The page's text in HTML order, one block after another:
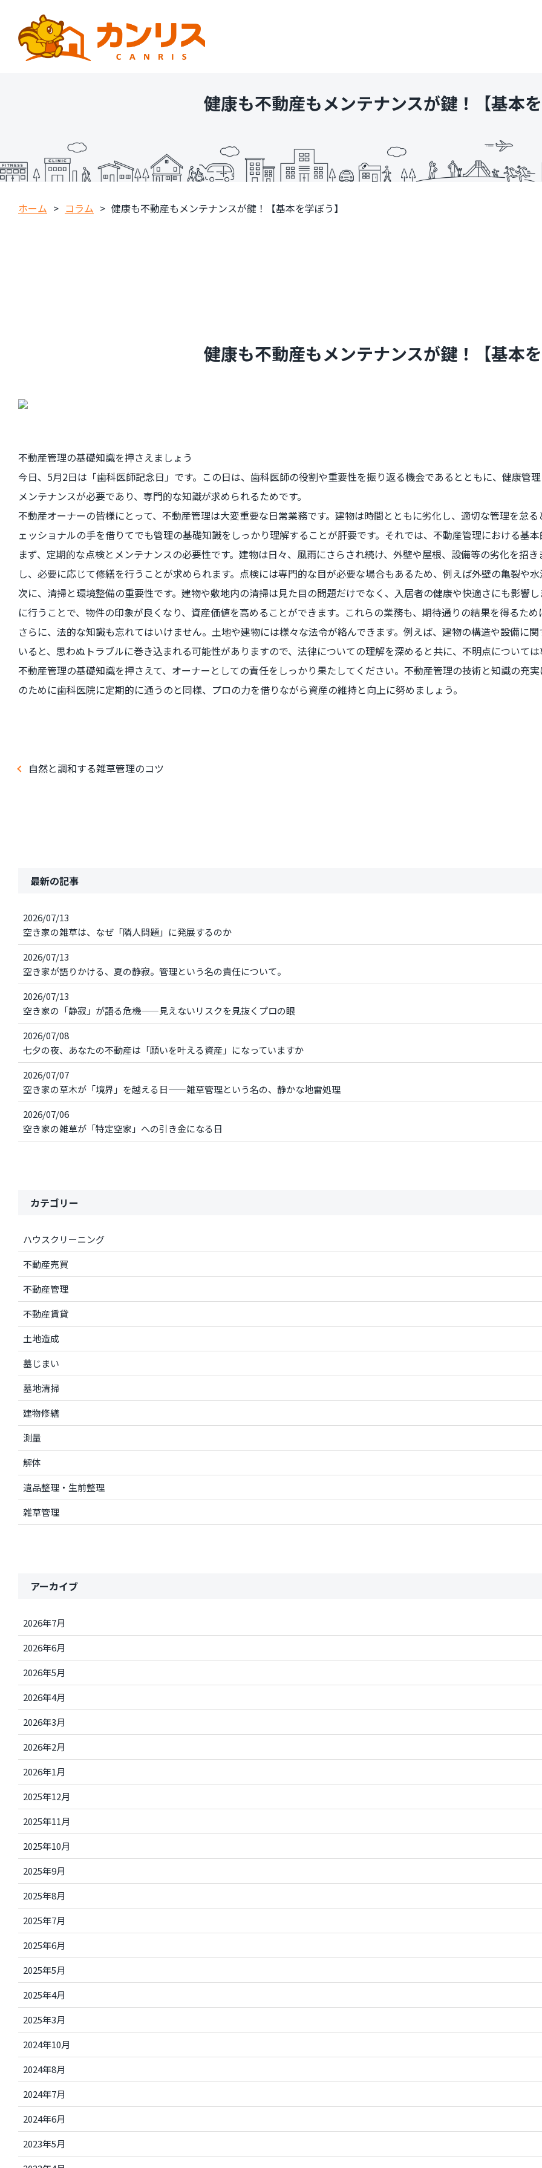
健康も不動産もメンテナンスが鍵！【基本を
ホーム > コラム > 健康も不動産もメンテナンスが鍵！【基本を学ぼう】
健康も不動産もメンテナンスが鍵！【基本を
不動産管理の基礎知識を押さえましょう
今日、5月2日は「歯科医師記念日」です。この日は、歯科医師の役割や重要性を振り返る機会であるとともに、健康管
メンテナンスが必要であり、専門的な知識が求められるためです。
不動産オーナーの皆様にとって、不動産管理は大変重要な日常業務です。建物は時間とともに劣化し、適切な管理を怠
ェッショナルの手を借りてでも管理の基礎知識をしっかり理解することが肝要です。それでは、不動産管理における基本
まず、定期的な点検とメンテナンスの必要性です。建物は日々、風雨にさらされ続け、外壁や屋根、設備等の劣化を招
し、必要に応じて修繕を行うことが求められます。点検には専門的な目が必要な場合もあるため、例えば外壁の亀裂や
次に、清掃と環境整備の重要性です。建物や敷地内の清掃は見た目の問題だけでなく、入居者の健康や快適さにも影響
に行うことで、物件の印象が良くなり、資産価値を高めることができます。これらの業務も、期待通りの結果を得るため
さらに、法的な知識も忘れてはいけません。土地や建物には様々な法令が絡んできます。例えば、建物の構造や設備に
いると、思わぬトラブルに巻き込まれる可能性がありますので、法律についての理解を深めると共に、不明点については
不動産管理の基礎知識を押さえて、オーナーとしての責任をしっかり果たしてください。不動産管理の技術と知識の充
のために歯科医院に定期的に通うのと同様、プロの力を借りながら資産の維持と向上に努めましょう。
自然と調和する雑草管理のコツ
最新の記事
2026/07/13
空き家の雑草は、なぜ「隣人問題」に発展するのか
2026/07/13
空き家が語りかける、夏の静寂。管理という名の責任について。
2026/07/13
空き家の「静寂」が語る危機——見えないリスクを見抜くプロの眼
2026/07/08
七夕の夜、あなたの不動産は「願いを叶える資産」になっていますか
2026/07/07
空き家の草木が「境界」を越える日——雑草管理という名の、静かな地雷処理
2026/07/06
空き家の雑草が「特定空家」への引き金になる日
カテゴリー
ハウスクリーニング
不動産売買
不動産管理
不動産賃貸
土地造成
墓じまい
墓地清掃
建物修繕
測量
解体
遺品整理・生前整理
雑草管理
アーカイブ
2026年7月
2026年6月
2026年5月
2026年4月
2026年3月
2026年2月
2026年1月
2025年12月
2025年11月
2025年10月
2025年9月
2025年8月
2025年7月
2025年6月
2025年5月
2025年4月
2025年3月
2024年10月
2024年8月
2024年7月
2024年6月
2023年5月